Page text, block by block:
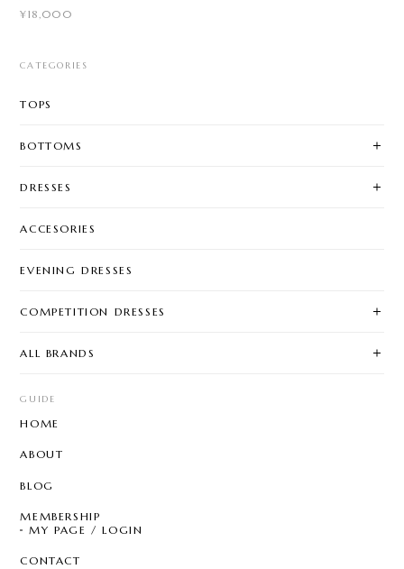
¥18,000
CATEGORIES
TOPS
BOTTOMS
DRESSES
ACCESORIES
EVENING DRESSES
COMPETITION DRESSES
ALL BRANDS
GUIDE
HOME
ABOUT
BLOG
MEMBERSHIP
MY PAGE / LOGIN
CONTACT